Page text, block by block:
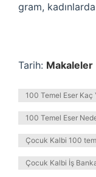
gram,
Tarih: Makaleler
100 Temel Eser Kaç
100 Temel Eser
Çocuk Kalbi 100
Çocuk Kalbi İş